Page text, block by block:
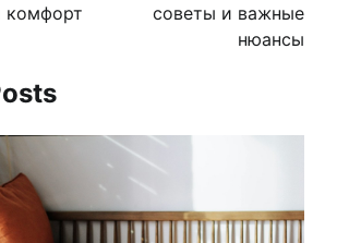
комфорт
советы и важные
нюансы